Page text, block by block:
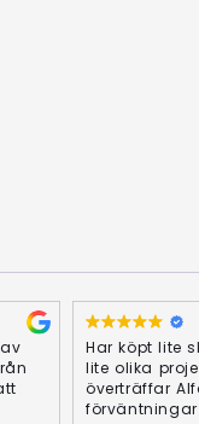
Har köpt lite
lite olika
överträffar